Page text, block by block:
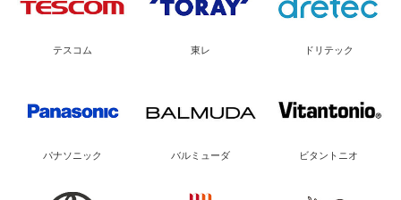
テスコム 東レ ドリテック
パナソニック バルミューダ ビタントニオ